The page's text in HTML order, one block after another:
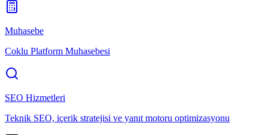
Muhasebe
Coklu Platform Muhasebesi
SEO Hizmetleri
Teknik SEO, içerik stratejisi ve yanıt motoru optimizasyonu